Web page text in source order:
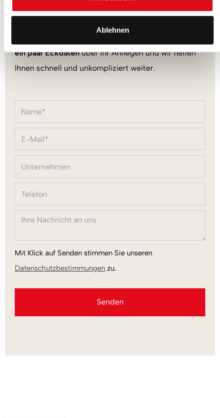
Ablehnen
ein paar Eckdatenüber Ihr Anliegen und wir helfen
Ihnen schnell und unkompliziert weiter.
Mit Klick auf Senden stimmen Sie unseren
Datenschutzbestimmungen zu.